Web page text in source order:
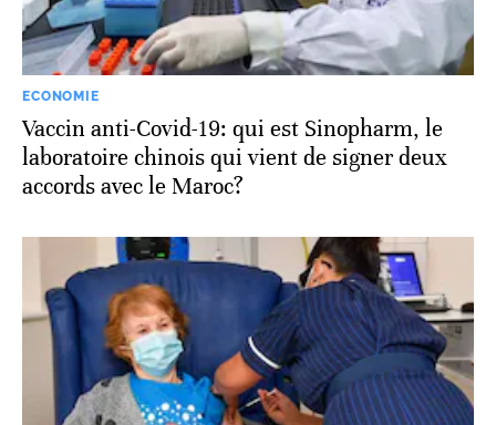
ECONOMIE
Vaccin anti-Covid-19: qui est Sinopharm, le
laboratoire chinois qui vient de signer deux
accords avec le Maroc?